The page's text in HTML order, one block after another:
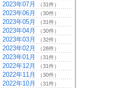
2023年07月 （31件）
2023年06月 （30件）
2023年05月 （31件）
2023年04月 （30件）
2023年03月 （32件）
2023年02月 （28件）
2023年01月 （31件）
2022年12月 （31件）
2022年11月 （30件）
2022年10月 （31件）